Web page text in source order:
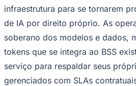
Fluminense
infraestrutura para se tornarem
de IA por direito próprio. As
soberano dos modelos e dados,
tokens que se integra ao BSS
serviço para respaldar seus
gerenciados com SLAs